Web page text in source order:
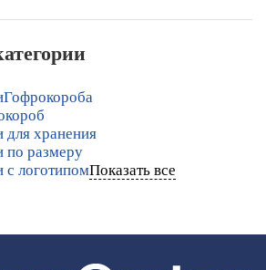
Гофрокороба
для хранения
по размеру
с логотипомПоказать все